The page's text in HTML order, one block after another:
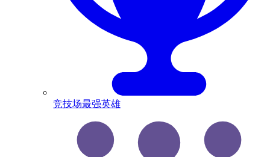
竞技场最强英雄